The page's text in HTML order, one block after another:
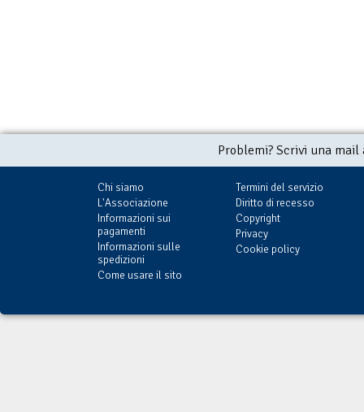
Problemi? Scrivi una
Chi siamo
L'Associazione
Informazioni sui
pagamenti
Informazioni sulle
spedizioni
Come usare il sito
Termini del servizio
Diritto di recesso
Copyright
Privacy
Cookie policy